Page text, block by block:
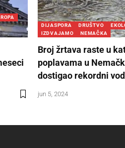
DIJASPORA DRUŠTVO
IZDVAJAMO
NEMAČKA
Broj žrtava raste u
poplavama u
dostigao rekordni
jun 5, 2024